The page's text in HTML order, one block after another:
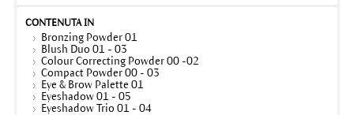
Bronzing Powder 01
Blush Duo 01 - 03
Colour Correcting Powder 00 -02
Compact Powder 00 - 03
Eye & Brow Palette 01
Eyeshadow 01 - 05
Eyeshadow Trio 01 - 04